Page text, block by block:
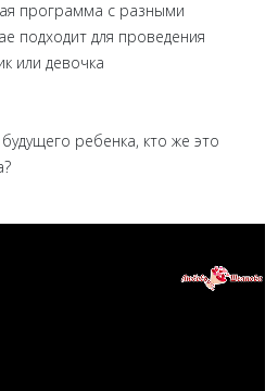
программа с разными
подходит для проведения
или девочка
ребенка, кто же это